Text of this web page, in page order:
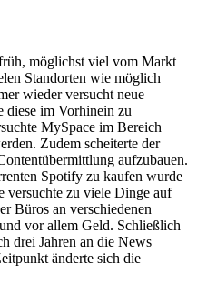
möglichst viel vom Markt
Standorten wie möglich
wieder versucht neue
diese im Vorhinein zu
MySpace im Bereich
Zudem scheiterte der
aufzubauen.
Spotify zu kaufen wurde
versuchte zu viele Dinge auf
Büros an verschiedenen
vor allem Geld. Schließlich
drei Jahren an die News
änderte sich die